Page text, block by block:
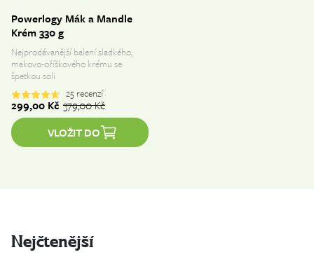
Powerlogy Mák a Mandle
Krém 330 g
Nejprodávanější balení sladkého,
makovo-oříškového krému se
špetkou soli
25 recenzí
379,00 Kč
299,00 Kč
VLOŽIT DO
Nejčtenější